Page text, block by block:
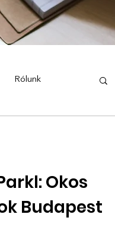
Rólunk
Okos
Budapest